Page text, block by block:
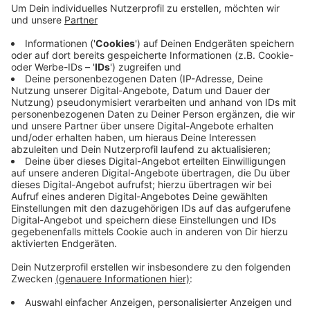
Autoreifen mit einem Messer aufgestochen haben.
Das geparkte Auto gehörte einer der beiden
Frauen. Eine 21-Jährige ist nach dem Angriff ins
Krankenhaus gekommen.
Der Mann ist wegen Körperverletzung, Verstoß
gegen das Waffengesetz und Sachbeschädigung
angezeigt worden.
Veröffentlicht:Mittwoch, 03.08.2022 11:14
Anzeige